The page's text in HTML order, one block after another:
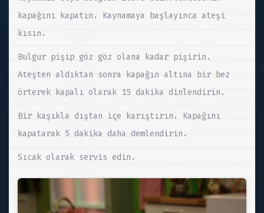
kapağını kapatın. Kaynamaya başlayınca ateşi
kısın.
Bulgur pişip göz göz olana kadar pişirin.
Ateşten aldıktan sonra kapağın altına bir bez
örterek kapalı olarak 15 dakika dinlendirin.
Bir kaşıkla dıştan içe karıştırın. Kapağını
kapatarak 5 dakika daha demlendirin.
Sıcak olarak servis edin.